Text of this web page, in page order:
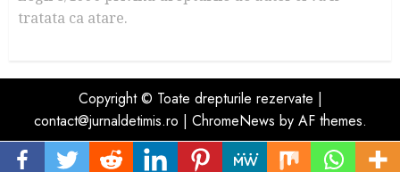
tratata ca atare.
Copyright © Toate drepturile rezervate |
contact@jurnaldetimis.ro | ChromeNews by AF themes.